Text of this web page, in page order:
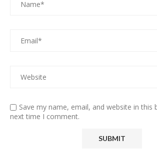
Save my name, email, and website in this
next time I comment.